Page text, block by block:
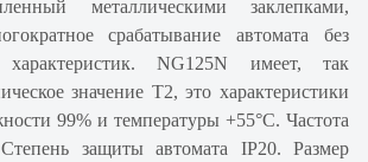
металлическими заклепками,
автомата без
NG125N имеет, так
значение Т2, это характеристики
99% и температуры +55°С. Частота
защиты автомата IP20. Размер